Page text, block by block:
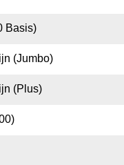
Basis)
(Jumbo)
(Plus)